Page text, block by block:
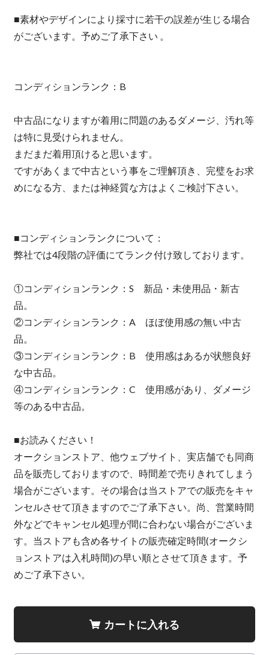
■素材やデザインにより採寸に若干の誤差が生じる場合
がございます。予めご了承下さい 。
コンディションランク：B
中古品になりますが着用に問題のあるダメージ、汚れ等
は特に見受けられません。
まだまだ着用頂けると思います。
ですがあくまで中古という事をご理解頂き、完璧をお求
めになる方、または神経質な方はよくご検討下さい。
■コンディションランクについて：
弊社では4段階の評価にてランク付け致しております。
①コンディションランク：S 新品・未使用品・新古
品。
②コンディションランク：A ほぼ使用感の無い中古
品。
③コンディションランク：B 使用感はあるが状態良好
な中古品。
④コンディションランク：C 使用感があり、ダメージ
等のある中古品。
■お読みください！
オークションストア、他ウェブサイト、実店舗でも同商
品を販売しておりますので、時間差で売りきれてしまう
場合がございます。その場合は当ストアでの販売をキャ
ンセルさせて頂きますのでご了承下さい。尚、営業時間
外などでキャンセル処理が間に合わない場合がございま
す。当ストアも含め各サイトの販売確定時間(オークシ
ョンストアは入札時間)の早い順とさせて頂きます。予
めご了承下さい。
カートに入れる